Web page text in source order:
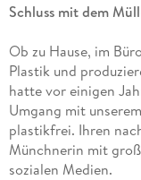
Schluss mit dem
Ob zu Hause, im
Plastik und
hatte vor einigen
Umgang mit
plastikfrei. Ihren
Münchnerin mit
sozialen Medien.